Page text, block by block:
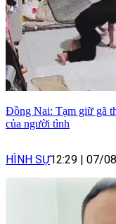
Đồng Nai: Tạm giữ gã
của người tình
HÌNH SỰ12:29 | 07/